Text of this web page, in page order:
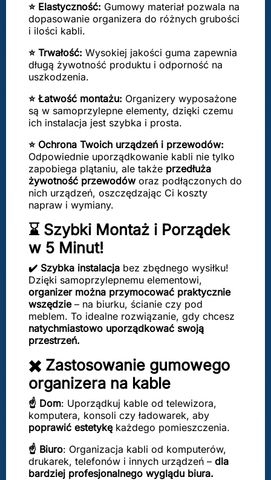
⭐ Elastyczność: Gumowy materiał pozwala na
dopasowanie organizera do różnych grubości
i ilości kabli.
⭐ Trwałość: Wysokiej jakości guma zapewnia
długą żywotność produktu i odporność na
uszkodzenia.
⭐ Łatwość montażu: Organizery wyposażone
są w samoprzylepne elementy, dzięki czemu
ich instalacja jest szybka i prosta.
⭐ Ochrona Twoich urządzeń i przewodów:
Odpowiednie uporządkowanie kabli nie tylko
zapobiega plątaniu, ale także przedłuża
żywotność przewodóworaz podłączonych do
nich urządzeń, oszczędzając Ci koszty
napraw i wymiany.
⌛ Szybki Montaż i Porządek
w 5 Minut!
✔️ Szybka instalacja bez zbędnego wysiłku!
Dzięki samoprzylepnemu elementowi,
organizer można przymocować praktycznie
wszędzie– na biurku, ścianie czy pod
meblem. To idealne rozwiązanie, gdy chcesz
natychmiastowo uporządkować swoją
przestrzeń.
✖️ Zastosowanie gumowego
organizera na kable
☝️ Dom: Uporządkuj kable od telewizora,
komputera, konsoli czy ładowarek, aby
poprawić estetykękażdego pomieszczenia.
☝️ Biuro: Organizacja kabli od komputerów,
drukarek, telefonów i innych urządzeń – dla
bardziej profesjonalnego wyglądu biura.